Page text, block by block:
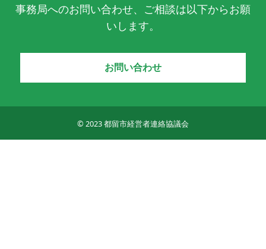
事務局へのお問い合わせ、ご相談は以下からお願
いします。
お問い合わせ
© 2023 都留市経営者連絡協議会